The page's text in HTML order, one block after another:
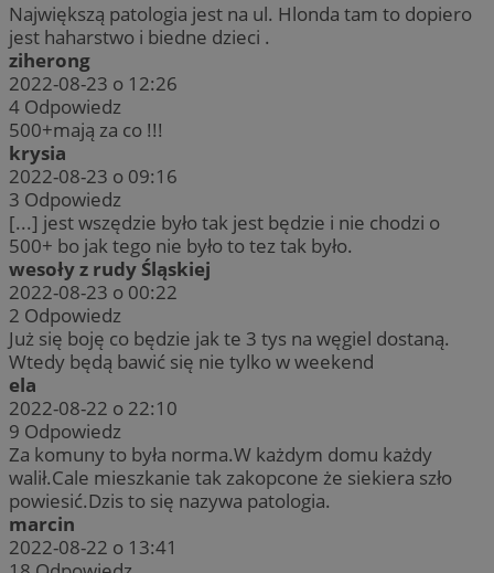
Największą patologia jest na ul. Hlonda tam to dopiero
jest haharstwo i biedne dzieci .
ziherong
2022-08-23 o 12:26
4 Odpowiedz
500+mają za co !!!
krysia
2022-08-23 o 09:16
3 Odpowiedz
[...] jest wszędzie było tak jest będzie i nie chodzi o
500+ bo jak tego nie było to tez tak było.
wesoły z rudy Śląskiej
2022-08-23 o 00:22
2 Odpowiedz
Już się boję co będzie jak te 3 tys na węgiel dostaną.
Wtedy będą bawić się nie tylko w weekend
ela
2022-08-22 o 22:10
9 Odpowiedz
Za komuny to była norma.W każdym domu każdy
walił.Cale mieszkanie tak zakopcone że siekiera szło
powiesić.Dzis to się nazywa patologia.
marcin
2022-08-22 o 13:41